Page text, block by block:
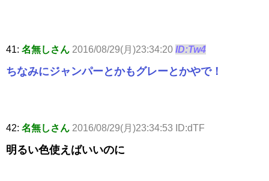
41: 名無しさん 2016/08/29(月)23:34:20 ID:Tw4
ちなみにジャンパーとかもグレーとかやで！
42: 名無しさん 2016/08/29(月)23:34:53 ID:dTF
明るい色使えばいいのに